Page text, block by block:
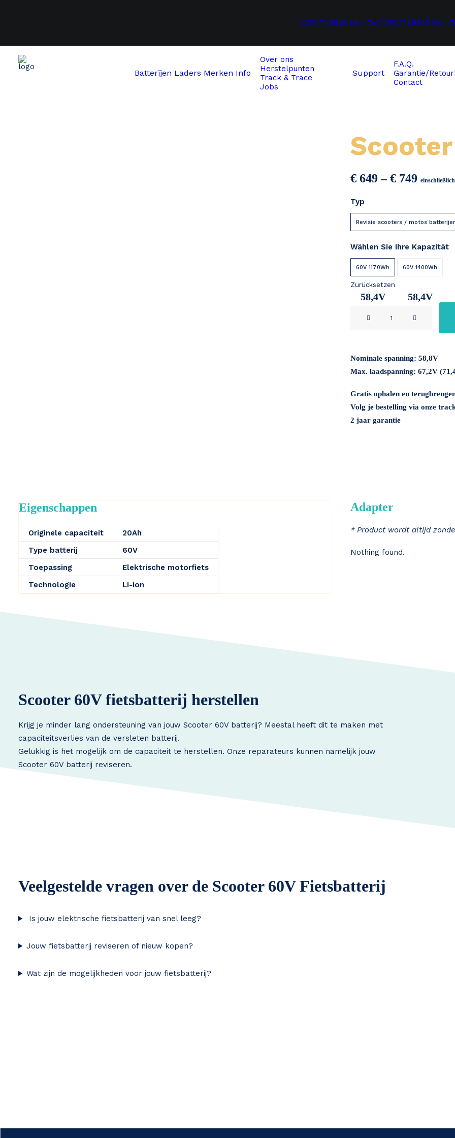
052/71.99.18 (9u-17u) 052/71.99.19 (9u-
Batterijen Laders Merken Info
Over ons
Herstelpunten
Track & Trace
Jobs
Support
F.A.Q.
Garantie/
Contact
€ 649 –€ 749
€ 749
Typ
Revisie scooters / motos
Wählen Sie Ihre Kapazität
60V 1170Wh
58,4V
20Ah
60V 1400Wh
58,4V
24Ah
Zurücksetzen
Nominale spanning: 58,8V
Max. laadspanning: 67,2V
Gratis ophalen en
Volg je bestelling via onze
2 jaar garantie
Eigenschappen
Originele capaciteit
20Ah
Type batterij
60V
Toepassing
Elektrische motorfiets
Technologie
Li-ion
Adapter
* Product wordt altijd
Nothing found.
Scooter 60V fietsbatterij herstellen
Krijg je minder lang ondersteuning van jouw Scooter 60V batterij? Meestal heeft dit te maken met
capaciteitsverlies van de versleten batterij.
Gelukkig is het mogelijk om de capaciteit te herstellen. Onze reparateurs kunnen namelijk jouw
Scooter 60V batterij reviseren.
Veelgestelde vragen over de Scooter 60V Fietsbatterij
Is jouw elektrische fietsbatterij van snel leeg?
Jouw fietsbatterij reviseren of nieuw kopen?
Wat zijn de mogelijkheden voor jouw fietsbatterij?